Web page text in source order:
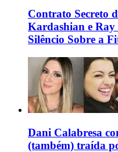
Contrato Secreto
Kardashian e
Silêncio Sobre a
Dani Calabresa
(também) traída